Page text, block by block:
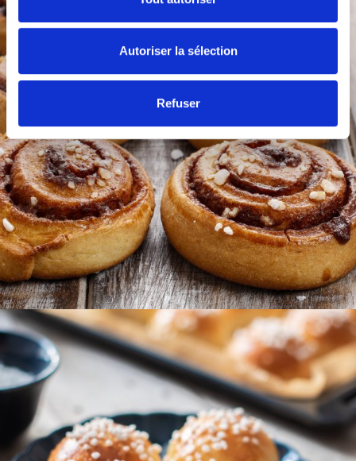
Autoriser la sélection
Refuser